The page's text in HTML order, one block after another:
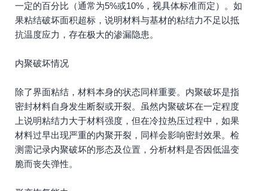
一定的百分比（通常为5%或10%，视具体标准而定）。如
果粘结破坏面积超标，说明材料与基材的粘结力不足以抵
抗温度应力，存在极大的渗漏隐患。
内聚破坏情况
除了界面粘结，材料本身的状态同样重要。内聚破坏是指
密封材料自身发生断裂或开裂。虽然内聚破坏在一定程度
上说明粘结力大于材料强度，但在冷拉热压过程中，如果
材料过早出现严重的内聚开裂，同样会影响密封效果。检
测需记录内聚破坏的形态及位置，分析材料是否因低温变
脆而丧失弹性。